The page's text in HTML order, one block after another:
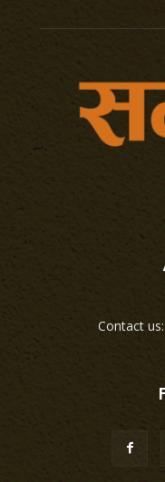
Contact us: